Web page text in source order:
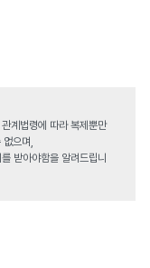
계법령에 따라 복제뿐만
으며,
받아야함을 알려드립니